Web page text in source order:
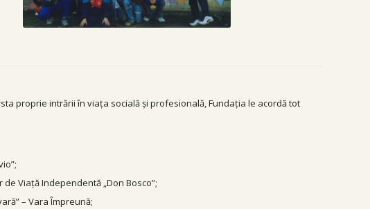
proprie intrării în viața socială și profesională, Fundația le acordă tot
Viață Independentă „Don Bosco”;
– Vara Împreună;